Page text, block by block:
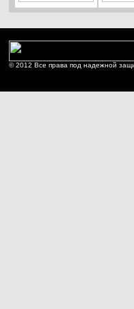
© 2012 Все права под надежной